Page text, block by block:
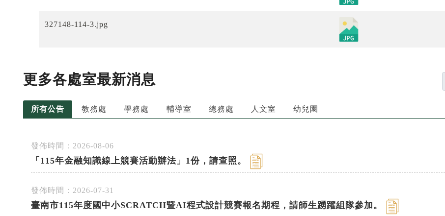
327148-114-3.jpg
更多各處室最新消息
所有公告 教務處 學務處 輔導室 總務處 人文室 幼兒園
發佈時間：2026-08-06
「115年金融知識線上競賽活動辦法」1份，請查照。
發佈時間：2026-07-31
臺南市115年度國中小SCRATCH暨AI程式設計競賽報名期程，請師生踴躍組隊參加。